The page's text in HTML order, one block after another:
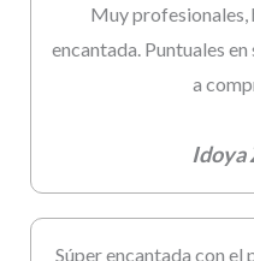
Muy profesionales,
encantada. Puntuales
a
Idoya
Súper encantada con